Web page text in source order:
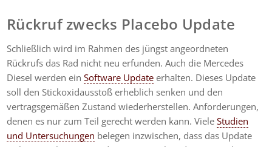
Rückruf zwecks Placebo Update
Schließlich wird im Rahmen des jüngst angeordneten
Rückrufs das Rad nicht neu erfunden. Auch die Mercedes
Diesel werden einSoftware Update erhalten. Dieses Update
soll den Stickoxidausstoß erheblich senken und den
vertragsgemäßen Zustand wiederherstellen. Anforderungen,
denen es nur zum Teil gerecht werden kann. VieleStudien
und Untersuchungen belegen inzwischen, dass das Update